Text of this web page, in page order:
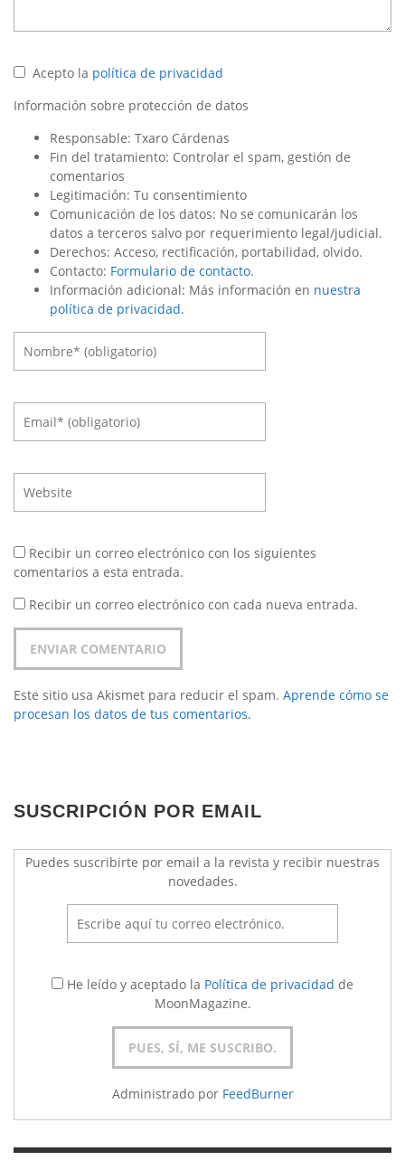
Acepto la política de privacidad
Información sobre protección de datos
Responsable: Txaro Cárdenas
Fin del tratamiento: Controlar el spam, gestión de
comentarios
Legitimación: Tu consentimiento
Comunicación de los datos: No se comunicarán los
datos a terceros salvo por requerimiento legal/judicial.
Derechos: Acceso, rectificación, portabilidad, olvido.
Contacto: Formulario de contacto.
Información adicional: Más información en nuestra
política de privacidad.
Recibir un correo electrónico con los siguientes
comentarios a esta entrada.
Recibir un correo electrónico con cada nueva entrada.
Este sitio usa Akismet para reducir el spam. Aprende cómo se
procesan los datos de tus comentarios.
SUSCRIPCIÓN POR EMAIL
Puedes suscribirte por email a la revista y recibir nuestras
novedades.
He leído y aceptado la Política de privacidad de
MoonMagazine.
Administrado por FeedBurner